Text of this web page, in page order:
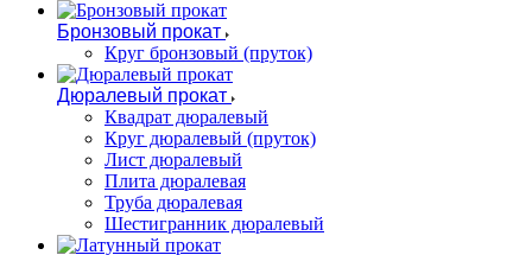
Бронзовый прокат
Круг бронзовый (пруток)
Дюралевый прокат
Квадрат дюралевый
Круг дюралевый (пруток)
Лист дюралевый
Плита дюралевая
Труба дюралевая
Шестигранник дюралевый